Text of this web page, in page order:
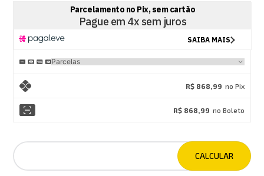
R$ 868,99 no Pix
R$ 868,99 no Boleto